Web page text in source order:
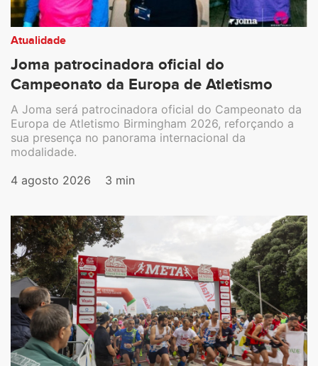
Atualidade
Joma patrocinadora oficial do
Campeonato da Europa de Atletismo
A Joma será patrocinadora oficial do Campeonato da
Europa de Atletismo Birmingham 2026, reforçando a
sua presença no panorama internacional da
modalidade.
4 agosto 2026
3 min